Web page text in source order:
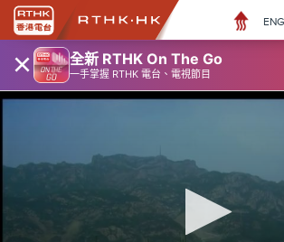
× 全新 RTHK On The Go
一手掌握 RTHK 電台、電視節目
ENG